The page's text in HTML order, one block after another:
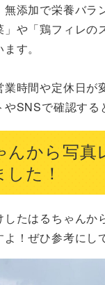
無添加で栄養バラ
」や「鶏フィレの
す。
時間や定休日が
SNSで確認する
んから写真
た！
たはるちゃんか
よ！ぜひ参考にし